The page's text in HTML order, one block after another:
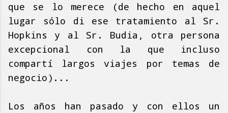
que se lo merece (de hecho en aquel
lugar sólo di ese tratamiento al Sr.
Hopkins y al Sr. Budia, otra persona
excepcional con la que incluso
compartí largos viajes por temas de
negocio)...
Los años han pasado y con ellos un